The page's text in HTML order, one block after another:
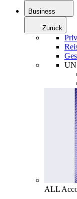
Business
Zurück
ALL